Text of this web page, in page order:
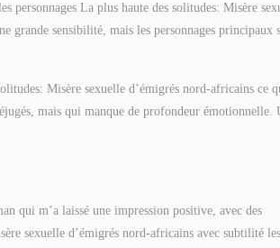
personnages La plus haute des solitudes: Misère
grande sensibilité, mais les personnages principaux
Misère sexuelle d’émigrés nord-africains ce
mais qui manque de profondeur émotionnelle.
qui m’a laissé une impression positive, avec des
sexuelle d’émigrés nord-africains avec subtilité les